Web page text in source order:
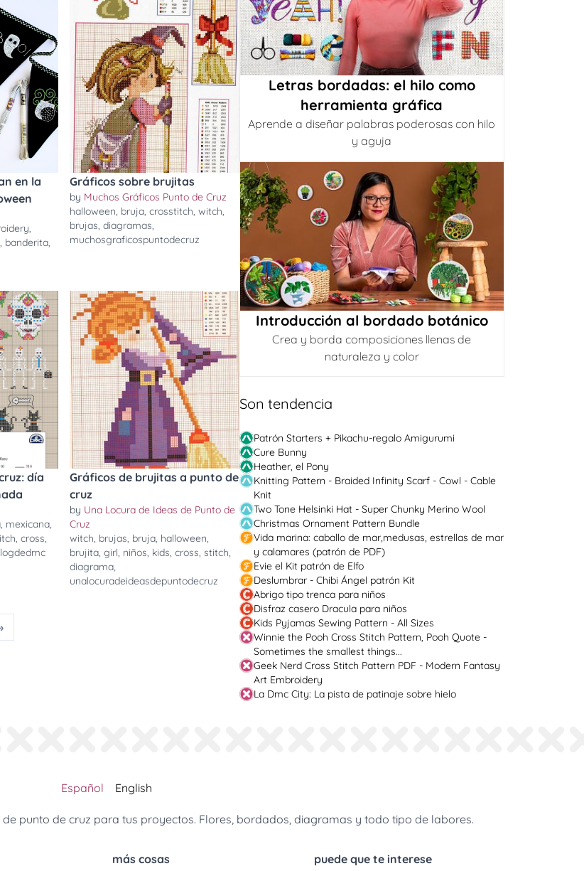
en la
,
, banderita,
Gráficos sobre brujitas
by Muchos Gráficos Punto de Cruz
halloween, bruja,crosstitch,witch,
brujas,diagramas,
muchosgraficospuntodecruz
día
, mexicana,
,cross,
Gráficos de brujitas a punto de
cruz
by Una Locura de Ideas de Punto de
Cruz
witch, brujas, bruja, halloween,
brujita,girl, niños, kids,cross,stitch,
diagrama,
unalocuradeideasdepuntodecruz
Letras bordadas: el hilo como
herramienta gráfica
Aprende a diseñar palabras poderosas con hilo
y aguja
Introducción al bordado botánico
Crea y borda composiciones llenas de
naturaleza y color
Son tendencia
Patrón Starters + Pikachu-regalo Amigurumi
Cure Bunny
Heather, el Pony
Knitting Pattern - Braided Infinity Scarf - Cowl - Cable
Knit
Two Tone Helsinki Hat - Super Chunky Merino Wool
Christmas Ornament Pattern Bundle
Vida marina: caballo de mar,medusas, estrellas de mar
y calamares (patrón de PDF)
Evie el Kit patrón de Elfo
Deslumbrar - Chibi Ángel patrón Kit
Abrigo tipo trenca para niños
Disfraz casero Dracula para niños
Kids Pyjamas Sewing Pattern - All Sizes
Winnie the Pooh Cross Stitch Pattern, Pooh Quote -
Sometimes the smallest things...
Geek Nerd Cross Stitch Pattern PDF - Modern Fantasy
Art Embroidery
La Dmc City: La pista de patinaje sobre hielo
Español English
punto de cruz para tus proyectos. Flores, bordados, diagramas y todo tipo de labores.
más cosas puede que te interese